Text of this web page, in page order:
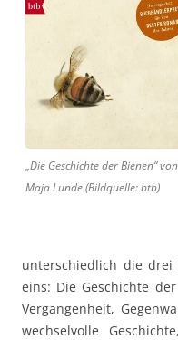
„Die Geschichte der Bienen“ von
Maja Lunde (Bildquelle: btb)
unterschiedlich die
eins: Die Geschichte
Vergangenheit,
wechselvolle